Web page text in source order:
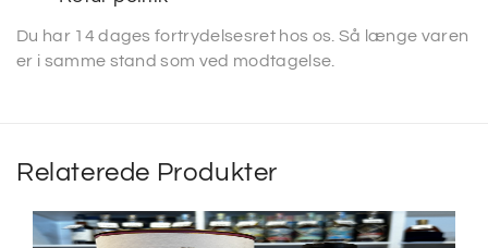
Du har 14 dages fortrydelsesret hos os. Så længe varen
er i samme stand som ved modtagelse.
Relaterede Produkter